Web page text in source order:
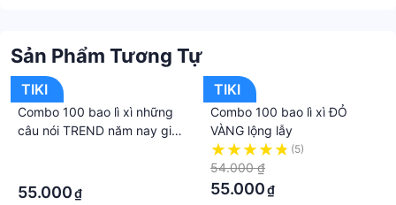
Sản Phẩm Tương Tự
TIKI
Combo 100 bao lì xì những
câu nói TREND năm nay giấy
55.000₫
TIKI
Combo 100 bao lì xì ĐỎ
VÀNG lộng lẫy
(5)
54.000 ₫
55.000₫